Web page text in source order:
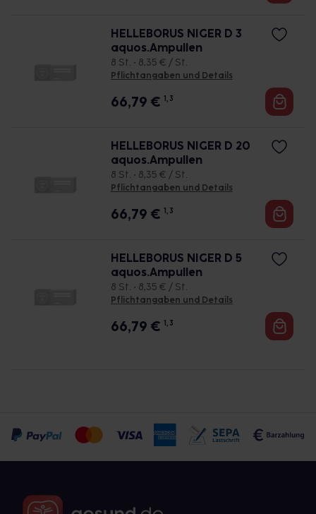
HELLEBORUS NIGER D 3
aquos.Ampullen
8 St. • 8,35 € / St.
Pflichtangaben und Details
66,79 € 1, 3
HELLEBORUS NIGER D 20
aquos.Ampullen
8 St. • 8,35 € / St.
Pflichtangaben und Details
66,79 € 1, 3
HELLEBORUS NIGER D 5
aquos.Ampullen
8 St. • 8,35 € / St.
Pflichtangaben und Details
66,79 € 1, 3